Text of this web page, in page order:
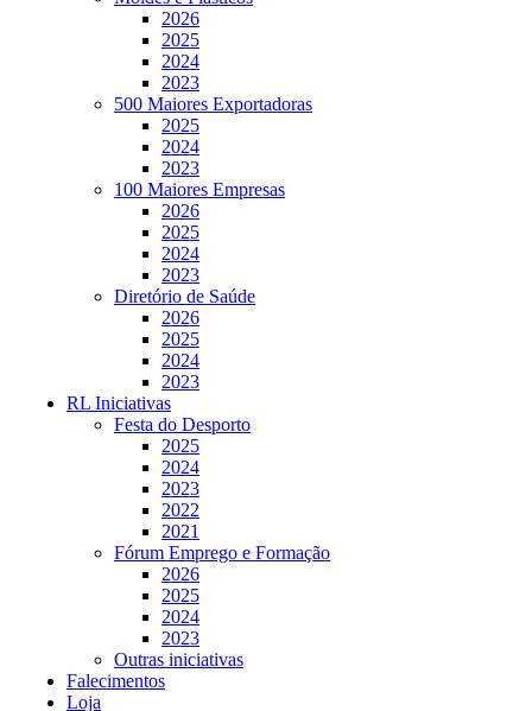
2026
2025
2024
2023
500 Maiores Exportadoras
2025
2024
2023
100 Maiores Empresas
2026
2025
2024
2023
Diretório de Saúde
2026
2025
2024
2023
RL Iniciativas
Festa do Desporto
2025
2024
2023
2022
2021
Fórum Emprego e Formação
2026
2025
2024
2023
Outras iniciativas
Falecimentos
Loja